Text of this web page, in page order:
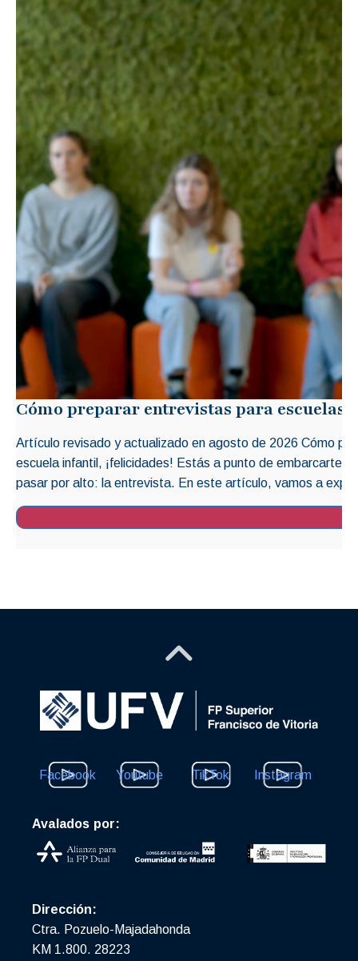
Cómo preparar entrevistas para escuelas
Artículo revisado y actualizado en agosto de 2026 Cómo
escuela infantil, ¡felicidades! Estás a punto de embarcarte
pasar por alto: la entrevista. En este artículo, vamos a
Facebook Youtube TikTok Instagram
Avalados por:
Dirección:
Ctra. Pozuelo-Majadahonda
KM 1.800. 28223